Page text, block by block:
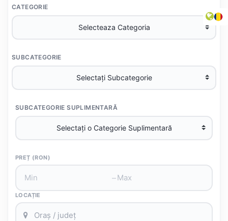
CATEGORIE
SUBCATEGORIE
SUBCATEGORIE SUPLIMENTARĂ
PREȚ (RON)
–
LOCAȚIE